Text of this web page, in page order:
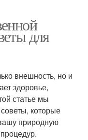
для
внешность, но и
здоровье,
статье мы
которые
природную